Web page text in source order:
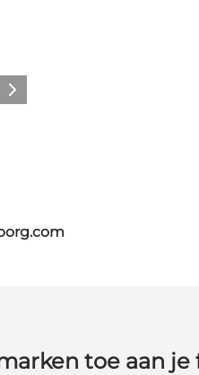
Volgende
toe aan je